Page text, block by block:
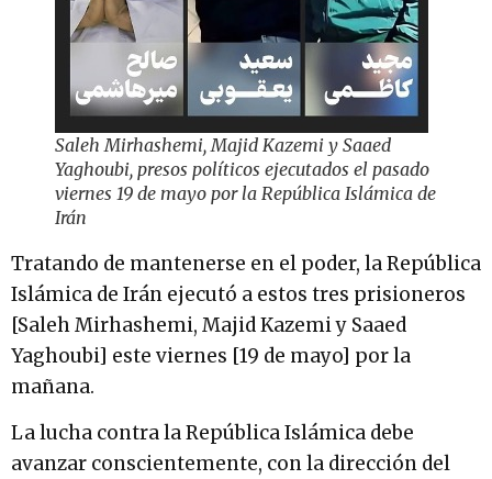
Saleh Mirhashemi, Majid Kazemi y Saaed
Yaghoubi, presos políticos ejecutados el pasado
viernes 19 de mayo por la República Islámica de
Irán
Tratando de mantenerse en el poder, la República
Islámica de Irán ejecutó a estos tres prisioneros
[Saleh Mirhashemi, Majid Kazemi y Saaed
Yaghoubi] este viernes [19 de mayo] por la
mañana.
La lucha contra la República Islámica debe
avanzar conscientemente, con la dirección del